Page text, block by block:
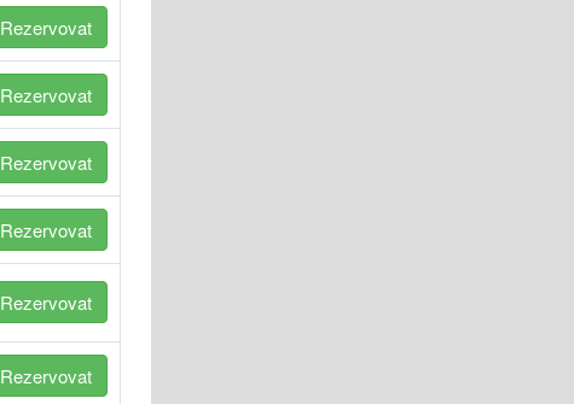
Rezervovat
Rezervovat
Rezervovat
Rezervovat
Rezervovat
Rezervovat